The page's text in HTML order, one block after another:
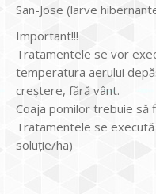
San-Jose (larve
Important!!!
Tratamentele se vor
temperatura aerului
creştere, fără vânt.
Coaja pomilor trebuie să
Tratamentele se
soluţie/ha)